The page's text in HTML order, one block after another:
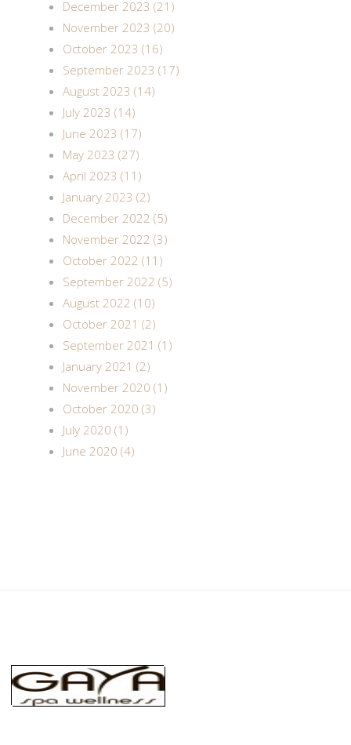
December 2023 (21)
November 2023 (20)
October 2023 (16)
September 2023 (17)
August 2023 (14)
July 2023 (14)
June 2023 (17)
May 2023 (27)
April 2023 (11)
January 2023 (2)
December 2022 (5)
November 2022 (3)
October 2022 (11)
September 2022 (5)
August 2022 (10)
October 2021 (2)
September 2021 (1)
January 2021 (2)
November 2020 (1)
October 2020 (3)
July 2020 (1)
June 2020 (4)